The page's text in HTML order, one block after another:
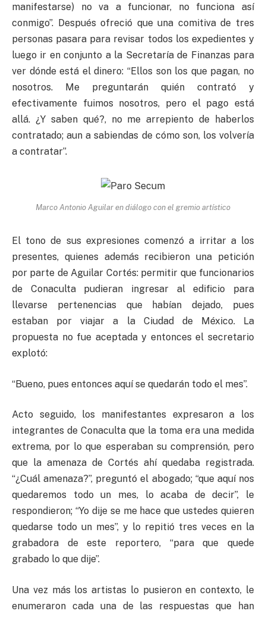
manifestarse) no va a funcionar, no funciona así
conmigo”. Después ofreció que una comitiva de tres
personas pasara para revisar todos los expedientes y
luego ir en conjunto a la Secretaría de Finanzas para
ver dónde está el dinero: “Ellos son los que pagan, no
nosotros. Me preguntarán quién contrató y
efectivamente fuimos nosotros, pero el pago está
allá. ¿Y saben qué?, no me arrepiento de haberlos
contratado; aun a sabiendas de cómo son, los volvería
a contratar”.
Marco Antonio Aguilar en diálogo con el gremio artístico
El tono de sus expresiones comenzó a irritar a los
presentes, quienes además recibieron una petición
por parte de Aguilar Cortés: permitir que funcionarios
de Conaculta pudieran ingresar al edificio para
llevarse pertenencias que habían dejado, pues
estaban por viajar a la Ciudad de México. La
propuesta no fue aceptada y entonces el secretario
explotó:
“Bueno, pues entonces aquí se quedarán todo el mes”.
Acto seguido, los manifestantes expresaron a los
integrantes de Conaculta que la toma era una medida
extrema, por lo que esperaban su comprensión, pero
que la amenaza de Cortés ahí quedaba registrada.
“¿Cuál amenaza?”, preguntó el abogado; “que aquí nos
quedaremos todo un mes, lo acaba de decir”, le
respondieron; “Yo dije se me hace que ustedes quieren
quedarse todo un mes”, y lo repitió tres veces en la
grabadora de este reportero, “para que quede
grabado lo que dije”.
Una vez más los artistas lo pusieron en contexto, le
enumeraron cada una de las respuestas que han